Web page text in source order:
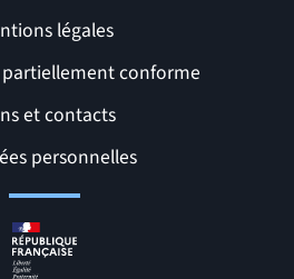
utiles
légales
partiellement conforme
et contacts
personnelles